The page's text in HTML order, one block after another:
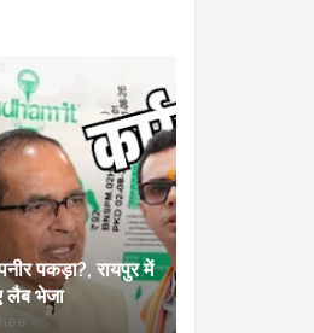
पकड़ा?, रायपुर में
लैब भेजा